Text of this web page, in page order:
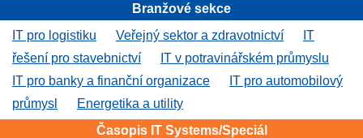
Branžové sekce
IT pro logistiku
Veřejný sektor a zdravotnictví
IT
řešení pro stavebnictví
IT v potravinářském průmyslu
IT pro banky a finanční organizace
IT pro automobilový
průmysl
Energetika a utility
Časopis IT Systems/Speciál